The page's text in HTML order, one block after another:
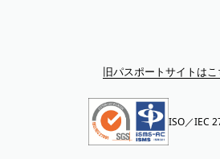
旧パスポートサイトはこ
ISO／IEC